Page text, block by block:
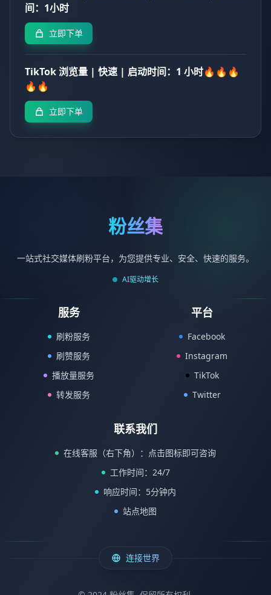
间：1小时
立即下单
TikTok 浏览量 | 快速 | 启动时间：1 小时🔥🔥🔥
🔥🔥
立即下单
粉丝集
一站式社交媒体刷粉平台，为您提供专业、安全、快速的服务。
AI驱动增长
服务
刷粉服务
刷赞服务
播放量服务
转发服务
平台
Facebook
Instagram
TikTok
Twitter
联系我们
在线客服（右下角）：点击图标即可咨询
工作时间：24/7
响应时间：5分钟内
站点地图
连接世界